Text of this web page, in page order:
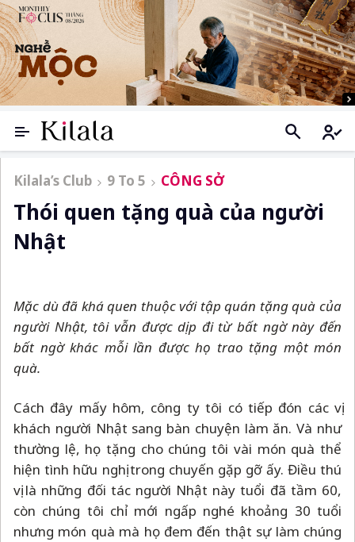
Kilala’s Club 9 To 5 CÔNG SỞ
Thói quen tặng quà của người
Nhật
Mặc dù đã khá quen thuộc với tập quán tặng quà của
người Nhật, tôi vẫn được dịp đi từ bất ngờ này đến
bất ngờ khác mỗi lần được họ trao tặng một món
quà.
Cách đây mấy hôm, công ty tôi có tiếp đón các vị
khách người Nhật sang bàn chuyện làm ăn. Và như
thường lệ, họ tặng cho chúng tôi vài món quà thể
hiện tình hữu nghị trong chuyến gặp gỡ ấy. Điều thú
vị là những đối tác người Nhật này tuổi đã tầm 60,
còn chúng tôi chỉ mới ngấp nghé khoảng 30 tuổi
nhưng món quà mà họ đem đến thật sự làm chúng